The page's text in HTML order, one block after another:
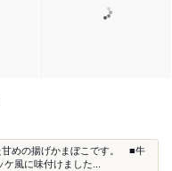
甘めの揚げかまぼこです。 ■牛
ケ風に味付けました...